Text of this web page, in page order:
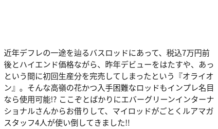
近年デフレの一途を辿るバスロッドにあって、税込7万円前
後とハイエンド価格ながら、昨年デビューをはたすや、あっ
という間に初回生産分を完売してしまったという『オライオ
ン』。そんな高嶺の花かつ入手困難なロッドもインプレ名目
なら使用可能!? ここぞとばかりにエバーグリーンインターナ
ショナルさんからお借りして、マイロッドがごとくルアマガ
スタッフ4人が使い倒してきました!!